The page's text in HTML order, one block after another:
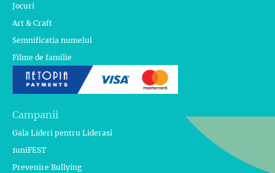
Jocuri
Art & Craft
Semnificatia numelui
Filme de familie
Campanii
Gala Lideri pentru Liderasi
1uniFEST
Prevenire Bullying